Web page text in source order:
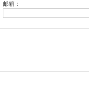
邮箱：